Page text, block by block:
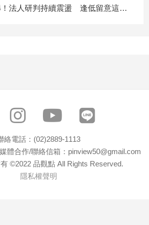
台股力守4萬4！法人研判持續震盪 逢低留意這些族群
絡電話：(02)2889-1113
體合作/聯絡信箱：pinview50@gmail.com
©2022 品觀點 All Rights Reserved.
隱私權聲明